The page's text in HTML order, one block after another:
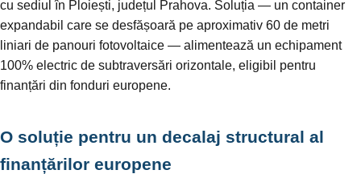
cu sediul în Ploiești, județul Prahova. Soluția — un container
expandabil care se desfășoară pe aproximativ 60 de metri
liniari de panouri fotovoltaice — alimentează un echipament
100% electric de subtraversări orizontale, eligibil pentru
finanțări din fonduri europene.
O soluție pentru un decalaj structural al
finanțărilor europene